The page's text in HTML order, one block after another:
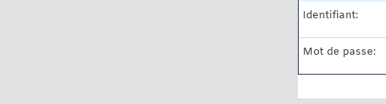
Identifiant:
Mot de passe: